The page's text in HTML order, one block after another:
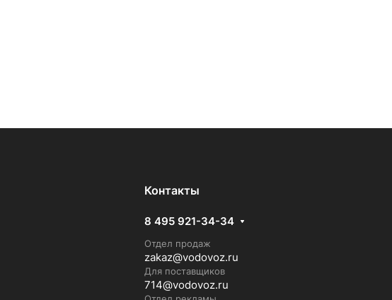
Контакты
8 495 921-34-34
Отдел продаж
zakaz@vodovoz.ru
Для поставщиков
714@vodovoz.ru